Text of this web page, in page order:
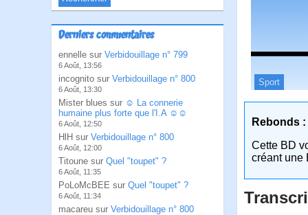
Derniers commentaires
ennelle sur Verbidouillage n° 799
6 Août, 13:56
incognito sur Verbidouillage n° 800
6 Août, 13:30
Mister blues sur ☺ La connerie
humaine plus forte que l'I.A ☺☺
6 Août, 12:50
HlH sur Verbidouillage n° 800
6 Août, 12:00
Titoune sur Quel "toupet" ?
6 Août, 11:35
PoLoMcBEE sur Quel "toupet" ?
6 Août, 11:34
macareu sur Verbidouillage n° 800
Sport
Rebonds :
Cette BD
créant une